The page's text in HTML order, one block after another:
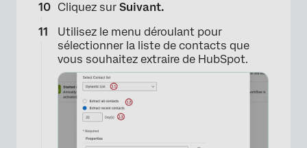
Cliquez sur Suivant.
Utilisez le menu déroulant pour
sélectionner la liste de contacts que
vous souhaitez extraire de HubSpot.